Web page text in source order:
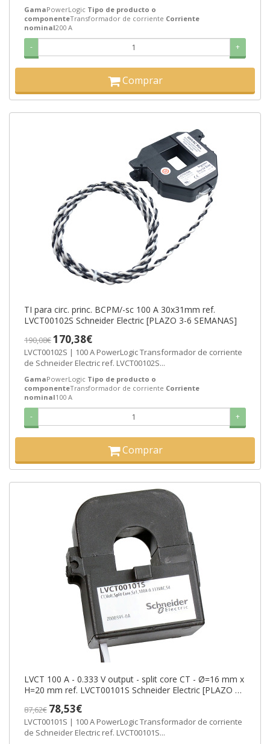
GamaPowerLogic Tipo de producto o
componenteTransformador de corriente Corriente
nominal200 A
- +
Comprar
TI para circ. princ. BCPM/-sc 100 A 30x31mm ref.
LVCT00102S Schneider Electric [PLAZO 3-6 SEMANAS]
190,08€170,38€
LVCT00102S | 100 A PowerLogic Transformador de corriente
de Schneider Electric ref. LVCT00102S...
GamaPowerLogic Tipo de producto o
componenteTransformador de corriente Corriente
nominal100 A
- +
Comprar
LVCT 100 A - 0.333 V output - split core CT - Ø=16 mm x
H=20 mm ref. LVCT00101S Schneider Electric [PLAZO 3-
87,62€ 78,53€
LVCT00101S | 100 A PowerLogic Transformador de corriente
de Schneider Electric ref. LVCT00101S...